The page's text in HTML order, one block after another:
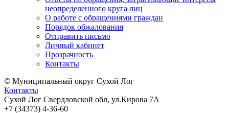
неопределенного круга лиц
О работе с обращениями граждан
Порядок обжалования
Отправить письмо
Личный кабинет
Прозрачность
Контакты
© Муниципальный округ Сухой Лог
Контакты
Сухой Лог Свердловской обл, ул.Кирова 7А
+7 (34373) 4-36-60